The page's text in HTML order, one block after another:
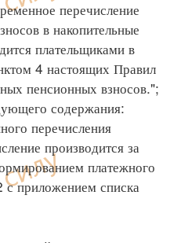
перечисление
в накопительные
плательщиками в
4 настоящих Правил
пенсионных взносов.";
содержания:
перечисления
производится за
платежного
приложением списка